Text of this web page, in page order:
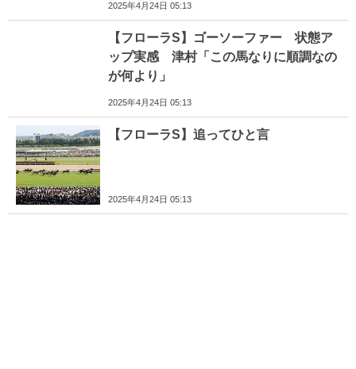
2025年4月24日 05:13
【フローラS】ゴーソーファー 状態ア
ップ実感 津村「この馬なりに順調なの
が何より」
2025年4月24日 05:13
【フローラS】追ってひと言
2025年4月24日 05:13